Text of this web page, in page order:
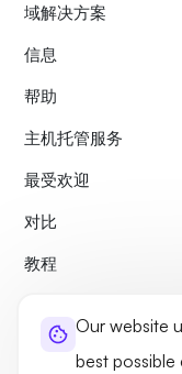
Our website
best possible
域解决方案
信息
帮助
主机托管服务
最受欢迎
对比
教程
关于我们取消和退款政